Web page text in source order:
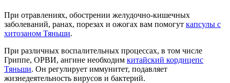
При отравлениях, обострении желудочно-кишечных
заболеваний, ранах, порезах и ожогах вам помогут капсулы с
хитозаном Тяньши.
При различных воспалительных процессах, в том числе
Гриппе, ОРВИ, ангине необходим китайский кордицепс
Тяньши. Он регулирует иммунитет, подавляет
жизнедеятельность вирусов и бактерий.